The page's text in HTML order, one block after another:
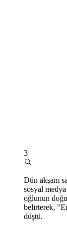
3
Dün akşam
sosyal medya
oğlunun
belirterek,
düştü.